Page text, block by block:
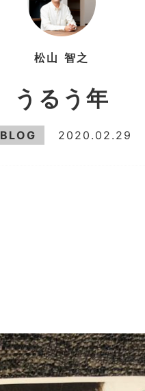
松山 智之
うるう年
BLOG 2020.02.29